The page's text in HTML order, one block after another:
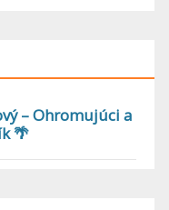
– Ohromujúci a
🌴